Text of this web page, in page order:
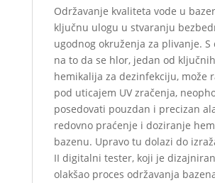
Održavanje kvaliteta vode u
ključnu ulogu u stvaranju
ugodnog okruženja za plivanje. S
na to da se hlor, jedan od ključnih
hemikalija za dezinfekciju, može
pod uticajem UV zračenja,
posedovati pouzdan i precizan
redovno praćenje i doziranje
bazenu. Upravo tu dolazi do
II digitalni tester, koji je
olakšao proces održavanja